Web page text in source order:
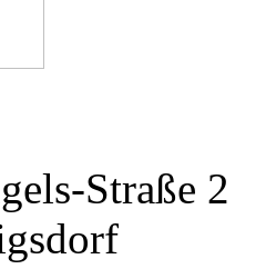
Straße 2